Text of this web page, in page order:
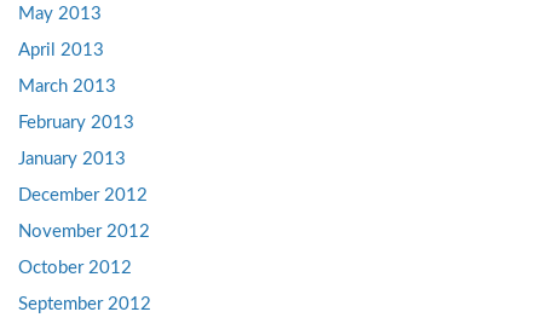
May 2013
April 2013
March 2013
February 2013
January 2013
December 2012
November 2012
October 2012
September 2012